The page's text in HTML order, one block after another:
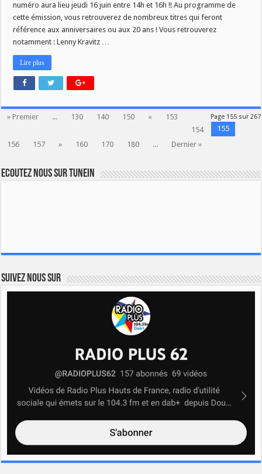
numéro aura lieu jeudi 16 juin entre 14h et 16h !! Au programme de
cette émission, vous retrouverez de nombreux titres qui feront
référence aux anniversaires ou aux 20 ans ! Vous retrouverez
notamment : Lenny Kravitz …
Lire plus
Page 155 sur 267
» Premier ... 130 140 150 «
153
154
155
156
157 » 160 170 180 ... Dernier »
Ecoutez nous sur TuneIn
Suivez nous sur